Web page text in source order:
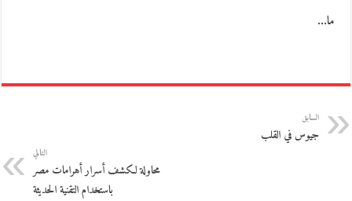
ما…
السابق
جيوس في القلب
التالي
محاولة لكشف أسرار أهرامات مصر
باستخدام التقنية الحديثة